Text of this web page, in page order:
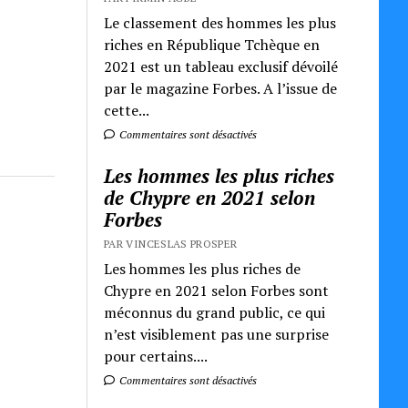
Le classement des hommes les plus
riches en République Tchèque en
2021 est un tableau exclusif dévoilé
par le magazine Forbes. A l’issue de
cette...
Commentaires sont désactivés
Les hommes les plus riches
de Chypre en 2021 selon
Forbes
PAR VINCESLAS PROSPER
Les hommes les plus riches de
Chypre en 2021 selon Forbes sont
méconnus du grand public, ce qui
n’est visiblement pas une surprise
pour certains....
Commentaires sont désactivés